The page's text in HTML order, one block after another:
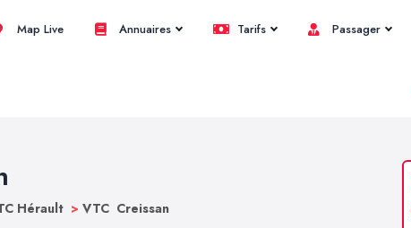
Map Live Annuaires Tarifs Passager
Hérault > VTC Creissan